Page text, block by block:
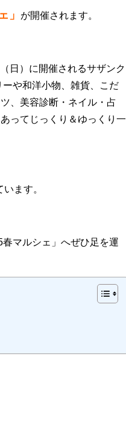
」 が開催されます。
日）に開催されるサザンク
や和洋小物、雑貨、こだ
、美容診断・ネイル・占
ってじっくり＆ゆっくり一
ます。
マルシェ」へぜひ足を運